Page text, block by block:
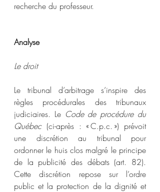
recherche du professeur.
Analyse
Le droit
Le tribunal d’arbitrage s’inspire des
règles procédurales des tribunaux
judiciaires. Le Code de procédure du
Québec (ci-après : « C.p.c. ») prévoit
une discrétion au tribunal pour
ordonner le huis clos malgré le principe
de la publicité des débats (art. 82).
Cette discrétion repose sur l’ordre
public et la protection de la dignité et